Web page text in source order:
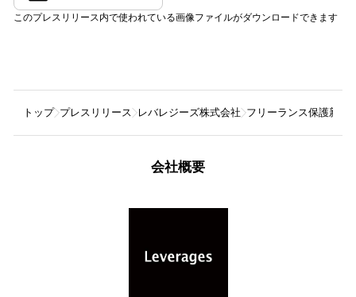
このプレスリリース内で使われている画像ファイルがダウンロードできます
トップ プレスリリース レバレジーズ株式会社 フリーランス保護新法
会社概要